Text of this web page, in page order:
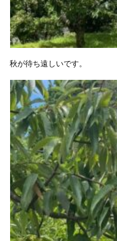
秋が待ち遠しいです。